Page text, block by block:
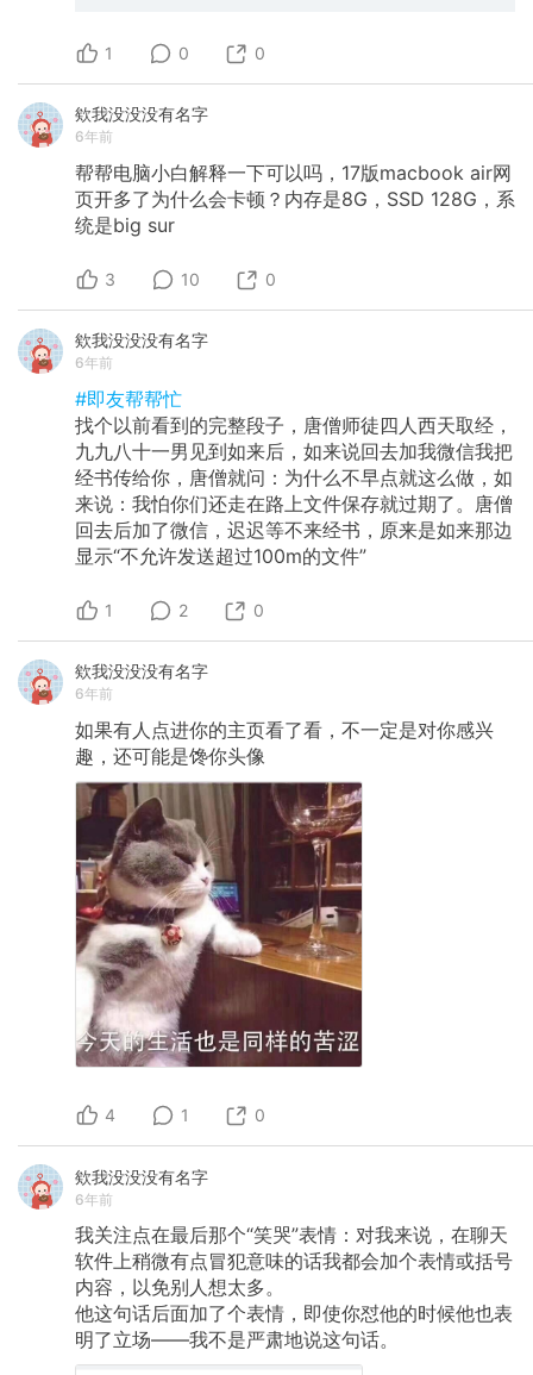
1 0 0
欸我没没没有名字
6年前
帮帮电脑小白解释一下可以吗，17版macbook air网
页开多了为什么会卡顿？内存是8G，SSD 128G，系
统是big sur
3 10 0
欸我没没没有名字
6年前
#即友帮帮忙
找个以前看到的完整段子，唐僧师徒四人西天取经，
九九八十一男见到如来后，如来说回去加我微信我把
经书传给你，唐僧就问：为什么不早点就这么做，如
来说：我怕你们还走在路上文件保存就过期了。唐僧
回去后加了微信，迟迟等不来经书，原来是如来那边
显示“不允许发送超过100m的文件”
1 2 0
欸我没没没有名字
6年前
如果有人点进你的主页看了看，不一定是对你感兴
趣，还可能是馋你头像
4 1 0
欸我没没没有名字
6年前
我关注点在最后那个“笑哭”表情：对我来说，在聊天
软件上稍微有点冒犯意味的话我都会加个表情或括号
内容，以免别人想太多。
他这句话后面加了个表情，即使你怼他的时候他也表
明了立场——我不是严肃地说这句话。